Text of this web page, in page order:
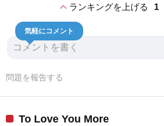
expand_lessランキングを上げる 1
気軽にコメント
問題を報告する
To Love You More